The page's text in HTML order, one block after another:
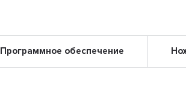
Программное обеспечение